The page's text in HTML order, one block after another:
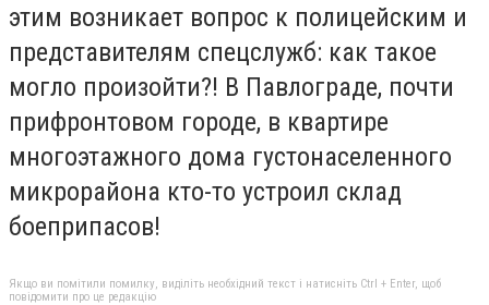
этим возникает вопрос к полицейским и
представителям спецслужб: как такое
могло произойти?! В Павлограде, почти
прифронтовом городе, в квартире
многоэтажного дома густонаселенного
микрорайона кто-то устроил склад
боеприпасов!
Якщо ви помітили помилку, виділіть необхідний текст і натисніть Ctrl + Enter, щоб
повідомити про це редакцію